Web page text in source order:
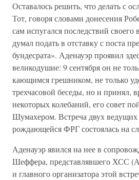
Оставалось решить, что делать с
Тот, говоря словами донесения
сам испугался последствий
думал подать в отставку с поста
бундесрата». Аденауэр проявил
великодушие: 9 сентября он не
кающимся грешником, не только
трехчасовой беседы, но и принял,
некоторых колебаний, его совет
Шумахером. Встреча двух ведущих
рождающейся ФРГ состоялась на
Аденауэр явился на нее в
Шеффера, представлявшего ХСС
и главного организатора этой